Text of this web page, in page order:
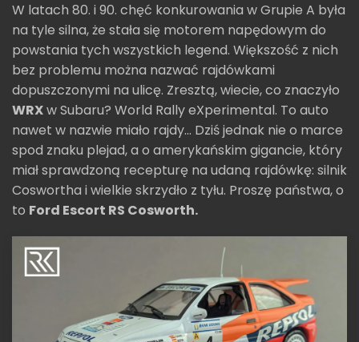
W latach 80. i 90. chęć konkurowania w Grupie A była
na tyle silna, że stała się motorem napędowym do
powstania tych wszystkich legend. Większość z nich
bez problemu można nazwać rajdówkami
dopuszczonymi na ulicę. Zresztą, wiecie, co znaczyło
WRXw Subaru? World Rally eXperimental. To auto
nawet w nazwie miało rajdy... Dziś jednak nie o marce
spod znaku plejad, a o amerykańskim gigancie, który
miał sprawdzoną recepturę na udaną rajdówkę: silnik
Coswortha i wielkie skrzydło z tyłu. Proszę państwa, o
to Ford Escort RS Cosworth.